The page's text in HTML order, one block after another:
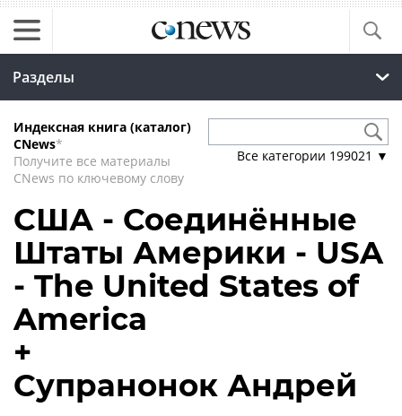
Разделы
Индексная книга (каталог)
CNews*
Получите все материалы
CNews по ключевому слову
Все категории 199021 ▼
США - Соединённые
Штаты Америки - USA
- The United States of
America
+
Супранонок Андрей